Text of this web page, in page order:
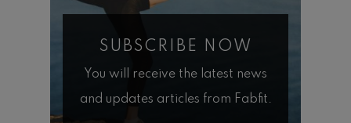
SUBSCRIBE NOW
You will receive the latest news
and updates articles from Fabfit.